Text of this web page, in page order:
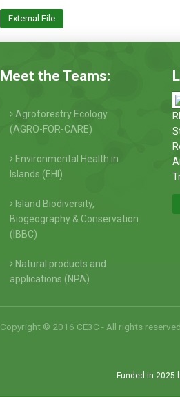
External File
Meet the Teams:
Agroforestry Ecology
(AGRO-FOR-CARE)
Environmental Health in
Islands (EHI)
Island Biodiversity,
Biogeography & Conservation
(IBBC)
Natural products and
applications (NPA)
Copyright © 2016 CE3C - All rights
Funded in 2025